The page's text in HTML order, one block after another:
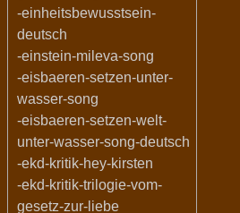
-einheitsbewusstsein-
deutsch
-einstein-mileva-song
-eisbaeren-setzen-unter-
wasser-song
-eisbaeren-setzen-welt-
unter-wasser-song-deutsch
-ekd-kritik-hey-kirsten
-ekd-kritik-trilogie-vom-
gesetz-zur-liebe